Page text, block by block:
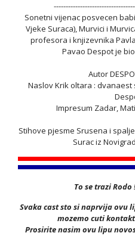
Sonetni vijenac posvecen
Vjeke Suraca), Murvici i
profesora i knjizevnika Pavla
Pavao Despot je
Autor
Naslov Krik oltara :
Impresum Zadar,
Stihove pjesme Srusena i
Surac iz
To se trazi
Svaka cast sto si naprvija ovu
mozemo cuti
Prosirite nasim ovu lipu